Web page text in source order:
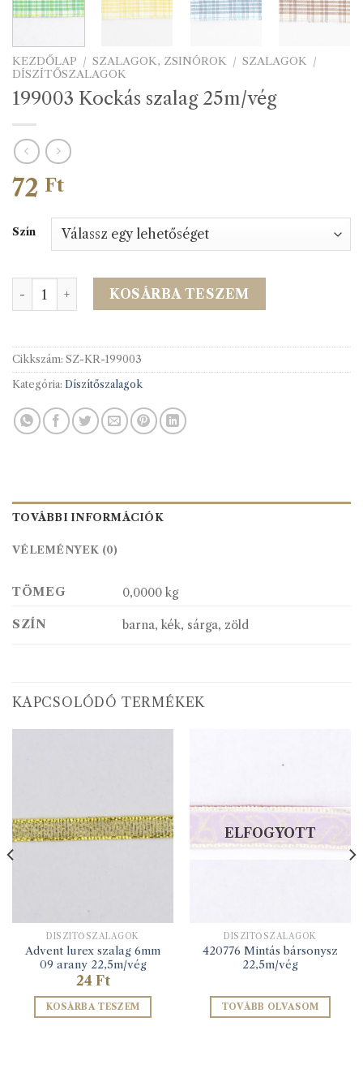
KEZDŐLAP / SZALAGOK, ZSINÓROK / SZALAGOK /
DÍSZÍTŐSZALAGOK
199003 Kockás szalag 25m/vég
72 Ft
Szín
199003 Kockás szalag 25m/vég mennyiség
KOSÁRBA TESZEM
Cikkszám: SZ-KR-199003
Kategória: Díszítőszalagok
TOVÁBBI INFORMÁCIÓK
VÉLEMÉNYEK (0)
TÖMEG 0,0000 kg
SZÍN barna, kék, sárga, zöld
KAPCSOLÓDÓ TERMÉKEK
DÍSZÍTŐSZALAGOK
Advent lurex szalag 6mm
09 arany 22,5m/vég
24 Ft
KOSÁRBA TESZEM
ELFOGYOTT
DÍSZÍTŐSZALAGOK
420776 Mintás bársonysz
22,5m/vég
TOVÁBB OLVASOM